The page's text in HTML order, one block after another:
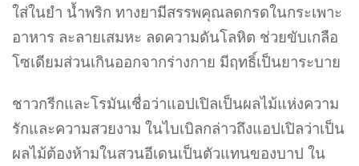
ใส่ในยำ น้ำพริก ทางยามีสรรพคุณลดกรดในกระเพาะ
อาหาร ละลายเสมหะ ลดความดันโลหิต ช่วยขับเกลือ
โซเดียมส่วนเกินออกจากร่างกาย มีฤทธิ์เป็นยาระบาย
ชาวกรีกและโรมันเชื่อว่าแอปเปิลเป็นผลไม้แห่งความ
รักและความสวยงาม ในไบเบิลกล่าวถึงแอปเปิลว่าเป็น
ผลไม้ต้องห้ามในสวนอีเดนเป็นตัวแทนของบาป ใน